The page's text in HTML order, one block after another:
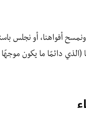
أفواهنا، أو نجلس
دائمًا ما يكون